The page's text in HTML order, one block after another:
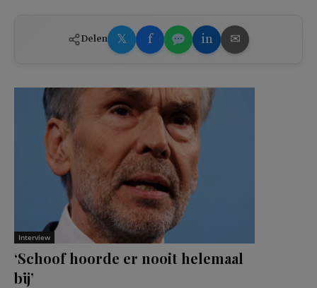
Delen 𝕏 f in ✉
Interview
‘Schoof hoorde er nooit helemaal
bij’